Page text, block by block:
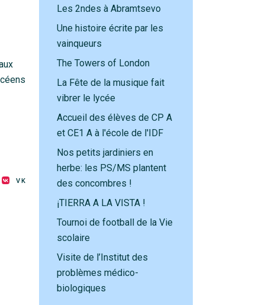
VK
Les 2ndes à Abramtsevo
Une histoire écrite par les
vainqueurs
The Towers of London
La Fête de la musique fait
vibrer le lycée
Accueil des élèves de CP A
et CE1 A à l'école de l'IDF
Nos petits jardiniers en
herbe: les PS/MS plantent
des concombres !
¡TIERRA A LA VISTA !
Tournoi de football de la Vie
scolaire
Visite de l’Institut des
problèmes médico-
biologiques